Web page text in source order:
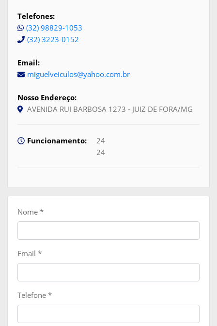
Telefones:
(32) 98829-1053
(32) 3223-0152
Email:
miguelveiculos@yahoo.com.br
Nosso Endereço:
AVENIDA RUI BARBOSA 1273 - JUIZ DE FORA/MG
Funcionamento:
24
24
Nome *
Email *
Telefone *